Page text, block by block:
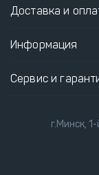
Доставка и
Информация
Сервис и
г.Минск,